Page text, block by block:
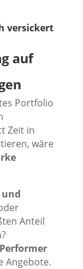
versickert
auf
Portfolio
Zeit in
wäre
und
Anteil
Angebote.